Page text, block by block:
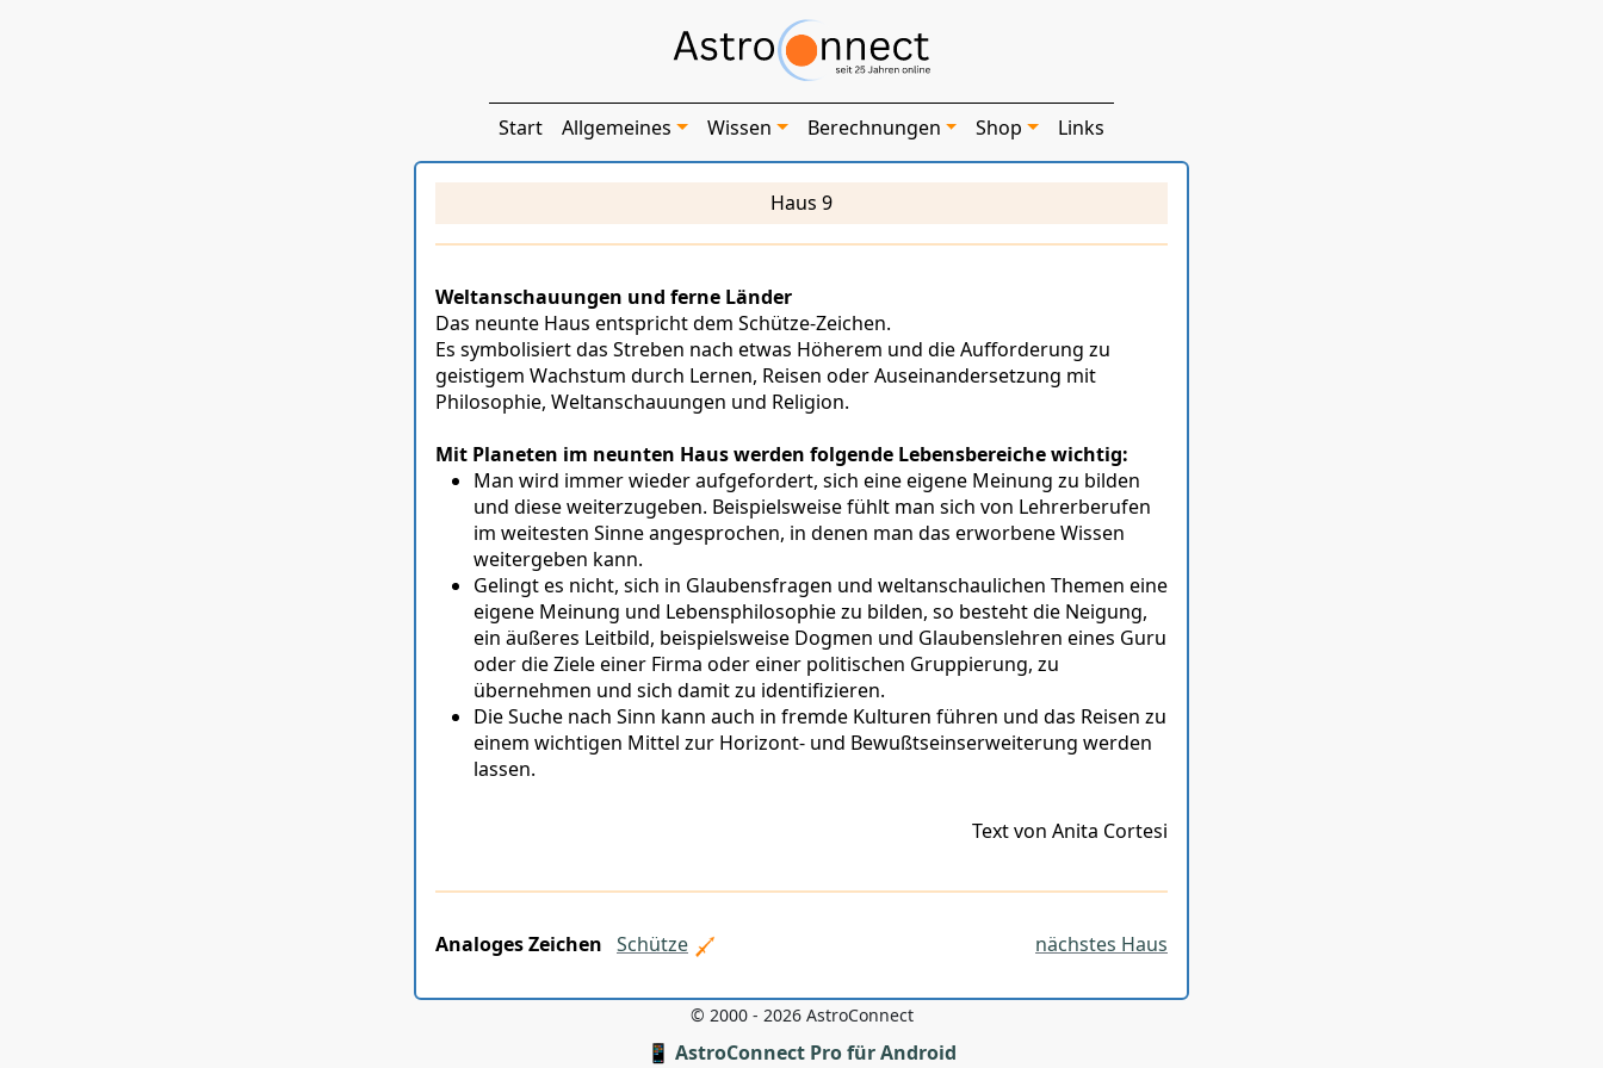
Start Allgemeines Wissen Berechnungen Shop Links
Haus 9
Weltanschauungen und ferne Länder
Das neunte Haus entspricht dem Schütze-Zeichen.
Es symbolisiert das Streben nach etwas Höherem und die Aufforderung zu
geistigem Wachstum durch Lernen, Reisen oder Auseinandersetzung mit
Philosophie, Weltanschauungen und Religion.
Mit Planeten im neunten Haus werden folgende Lebensbereiche wichtig:
Man wird immer wieder aufgefordert, sich eine eigene Meinung zu bilden
und diese weiterzugeben. Beispielsweise fühlt man sich von Lehrerberufen
im weitesten Sinne angesprochen, in denen man das erworbene Wissen
weitergeben kann.
Gelingt es nicht, sich in Glaubensfragen und weltanschaulichen Themen eine
eigene Meinung und Lebensphilosophie zu bilden, so besteht die Neigung,
ein äußeres Leitbild, beispielsweise Dogmen und Glaubenslehren eines Guru
oder die Ziele einer Firma oder einer politischen Gruppierung, zu
übernehmen und sich damit zu identifizieren.
Die Suche nach Sinn kann auch in fremde Kulturen führen und das Reisen zu
einem wichtigen Mittel zur Horizont- und Bewußtseinserweiterung werden
lassen.
Text von Anita Cortesi
Analoges Zeichen Schütze nächstes Haus
© 2000 - 2026 AstroConnect
📱 AstroConnect Pro für Android